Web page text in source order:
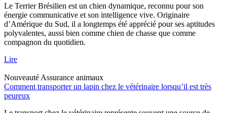
Le Terrier Brésilien est un chien dynamique, reconnu pour son
énergie communicative et son intelligence vive. Originaire
d’Amérique du Sud, il a longtemps été apprécié pour ses aptitudes
polyvalentes, aussi bien comme chien de chasse que comme
compagnon du quotidien.
Lire
Nouveauté Assurance animaux
Comment transporter un lapin chez le vétérinaire lorsqu’il est très
peureux